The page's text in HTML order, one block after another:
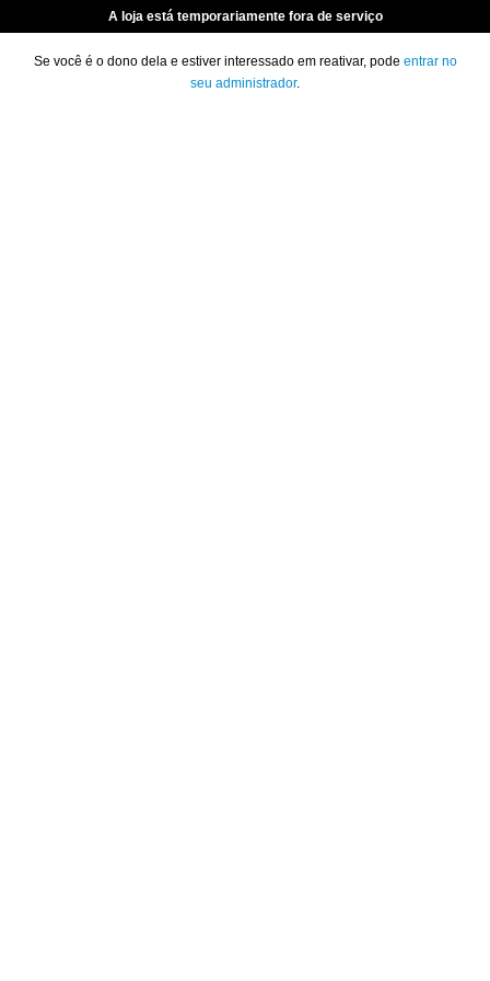
A loja está temporariamente fora de serviço
Se você é o dono dela e estiver interessado em reativar, pode entrar no
seu administrador.